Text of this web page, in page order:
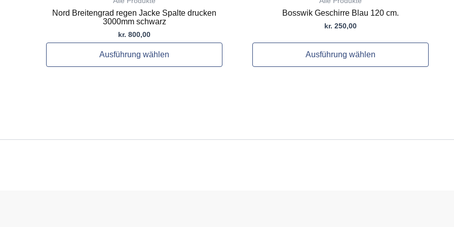
Nord Breitengrad regen Jacke Spalte drucken
3000mm schwarz
kr. 800,00
Ausführung wählen
Bosswik Geschirre Blau 120 cm.
kr. 250,00
Ausführung wählen